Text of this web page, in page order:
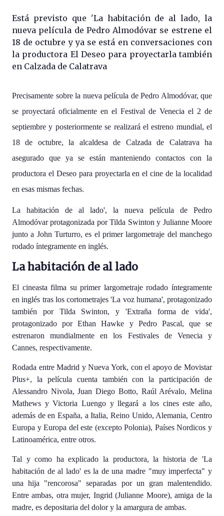
Está previsto que 'La habitación de al lado, la
nueva película de Pedro Almodóvar se estrene el
18 de octubre y ya se está en conversaciones con
la productora El Deseo para proyectarla también
en Calzada de Calatrava
Precisamente sobre la nueva película de Pedro Almodóvar, que
se proyectará oficialmente en el Festival de Venecia el 2 de
septiembre y posteriormente se realizará el estreno mundial, el
18 de octubre, la alcaldesa de Calzada de Calatrava ha
asegurado que ya se están manteniendo contactos con la
productora el Deseo para proyectarla en el cine de la localidad
en esas mismas fechas.
La habitación de al lado', la nueva película de Pedro
Almodóvar protagonizada por Tilda Swinton y Julianne Moore
junto a John Turturro, es el primer largometraje del manchego
rodado íntegramente en inglés.
La habitación de al lado
El cineasta filma su primer largometraje rodado íntegramente
en inglés tras los cortometrajes 'La voz humana', protagonizado
también por Tilda Swinton, y 'Extraña forma de vida',
protagonizado por Ethan Hawke y Pedro Pascal, que se
estrenaron mundialmente en los Festivales de Venecia y
Cannes, respectivamente.
Rodada entre Madrid y Nueva York, con el apoyo de Movistar
Plus+, la película cuenta también con la participación de
Alessandro Nivola, Juan Diego Botto, Raúl Arévalo, Melina
Mathews y Victoria Luengo y llegará a los cines este año,
además de en España, a Italia, Reino Unido, Alemania, Centro
Europa y Europa del este (excepto Polonia), Países Nordicos y
Latinoamérica, entre otros.
Tal y como ha explicado la productora, la historia de 'La
habitación de al lado' es la de una madre "muy imperfecta" y
una hija "rencorosa" separadas por un gran malentendido.
Entre ambas, otra mujer, Ingrid (Julianne Moore), amiga de la
madre, es depositaria del dolor y la amargura de ambas.